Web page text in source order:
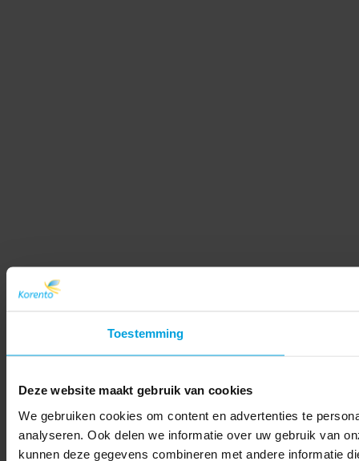
Toestemming
Deze website maakt gebruik van cookies
We gebruiken cookies om content en advertenties te
analyseren. Ook delen we informatie over uw gebruik van
kunnen deze gegevens combineren met andere informatie